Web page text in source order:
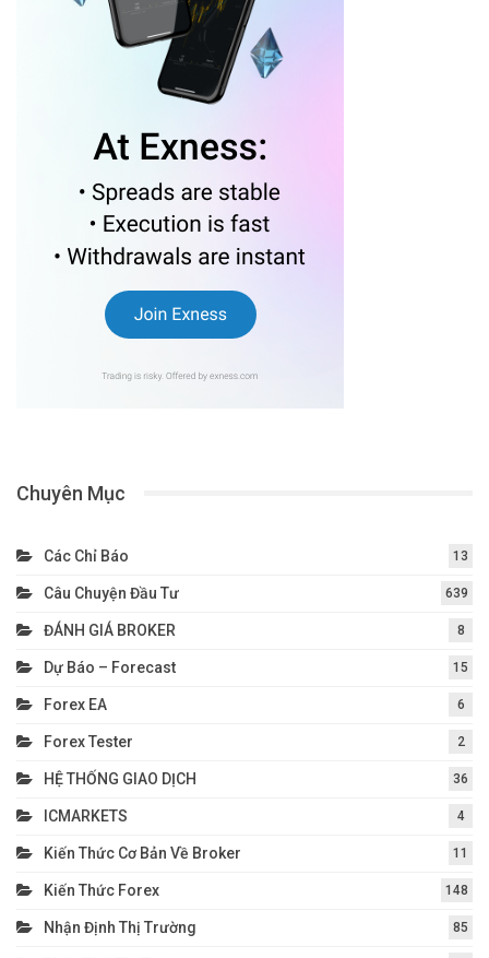
Chuyên Mục
Các Chỉ Báo 13
Câu Chuyện Đầu Tư 639
ĐÁNH GIÁ BROKER 8
Dự Báo – Forecast 15
Forex EA 6
Forex Tester 2
HỆ THỐNG GIAO DỊCH 36
ICMARKETS 4
Kiến Thức Cơ Bản Về Broker 11
Kiến Thức Forex 148
Nhận Định Thị Trường 85